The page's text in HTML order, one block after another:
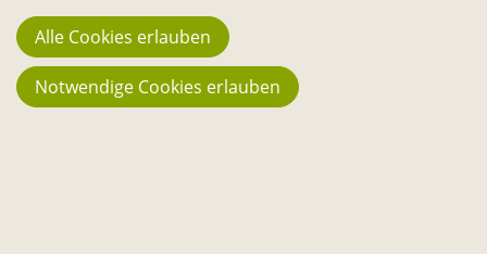
3.016
Reservierungen im Sharing
Weiteres
Alle Cookies erlauben
Notwendige Cookies erlauben